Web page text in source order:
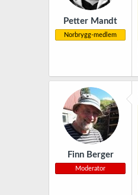
Petter Mandt
Norbrygg-medlem
Finn Berger
Moderator